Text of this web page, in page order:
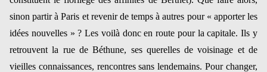
sinon partir à Paris et revenir de temps à autres pour « apporter les
idées nouvelles » ? Les voilà donc en route pour la capitale. Ils y
retrouvent la rue de Béthune, ses querelles de voisinage et de
vieilles connaissances, rencontres sans lendemains. Pour changer,